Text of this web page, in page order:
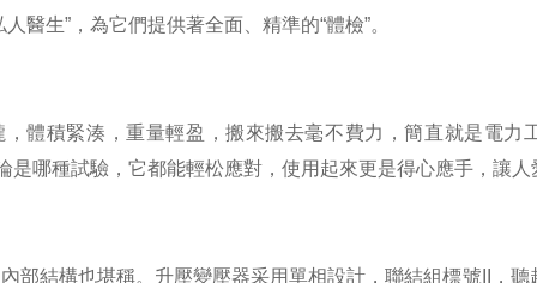
醫生”，為它們提供著全面、精準的“體檢”。
體積緊湊，重量輕盈，搬來搬去毫不費力，簡直就是電
是哪種試驗，它都能輕松應對，使用起來更是得心應手，讓
部結構也堪稱。升壓變壓器采用單相設計，聯結組標號II，